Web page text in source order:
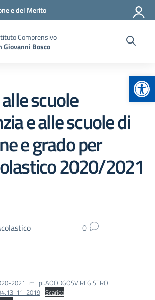
e del Merito
Comprensivo
Giovanni Bosco
scuole
e alle scuole di
e grado per
2020/2021
0
2021_m_pi.AOODGOSV.REGISTRO
11-2019 Scarica